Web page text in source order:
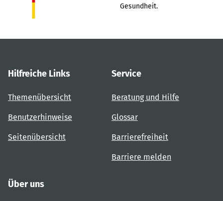
Gesundheit.
Hilfreiche Links
Themenübersicht
Benutzerhinweise
Seitenübersicht
Service
Beratung und Hilfe
Glossar
Barrierefreiheit
Barriere melden
Über uns